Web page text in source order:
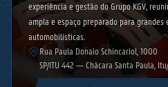
experiência e gestão do Grupo KGV,
ampla e espaço preparado para grandes
automobilísticas.
Rua Paula Donaio Schincariol, 1000
SP/ITU 442 — Chácara Santa Paula,